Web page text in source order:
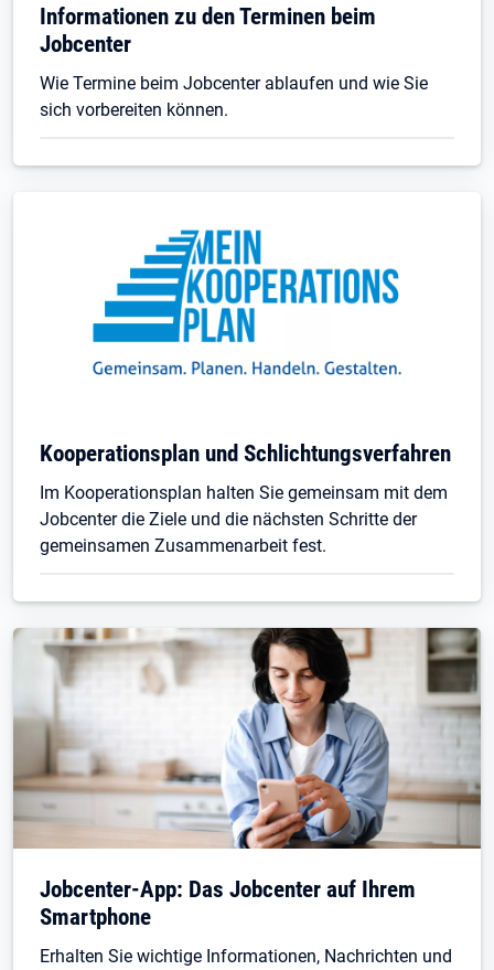
Informationen zu den Terminen beim
Jobcenter
Wie Termine beim Jobcenter ablaufen und wie Sie
sich vorbereiten können.
Kooperationsplan und Schlichtungsverfahren
Im Kooperationsplan halten Sie gemeinsam mit dem
Jobcenter die Ziele und die nächsten Schritte der
gemeinsamen Zusammenarbeit fest.
Jobcenter-App: Das Jobcenter auf Ihrem
Smartphone
Erhalten Sie wichtige Informationen, Nachrichten und